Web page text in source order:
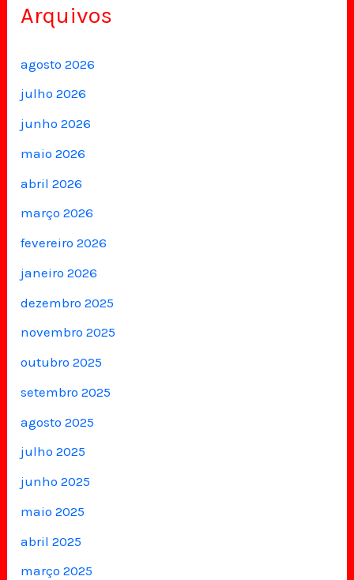
Arquivos
agosto 2026
julho 2026
junho 2026
maio 2026
abril 2026
março 2026
fevereiro 2026
janeiro 2026
dezembro 2025
novembro 2025
outubro 2025
setembro 2025
agosto 2025
julho 2025
junho 2025
maio 2025
abril 2025
março 2025